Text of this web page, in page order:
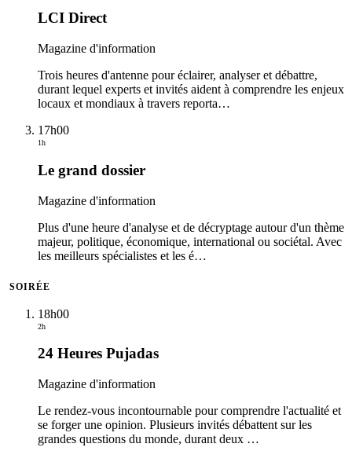
LCI Direct
Magazine d'information
Trois heures d'antenne pour éclairer, analyser et débattre,
durant lequel experts et invités aident à comprendre les enjeux
locaux et mondiaux à travers reporta…
17h00
1h
Le grand dossier
Magazine d'information
Plus d'une heure d'analyse et de décryptage autour d'un thème
majeur, politique, économique, international ou sociétal. Avec
les meilleurs spécialistes et les é…
SOIRÉE
18h00
2h
24 Heures Pujadas
Magazine d'information
Le rendez-vous incontournable pour comprendre l'actualité et
se forger une opinion. Plusieurs invités débattent sur les
grandes questions du monde, durant deux …